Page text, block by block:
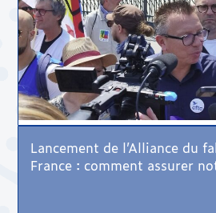
Lancement de l’Alliance du
France : comment assurer